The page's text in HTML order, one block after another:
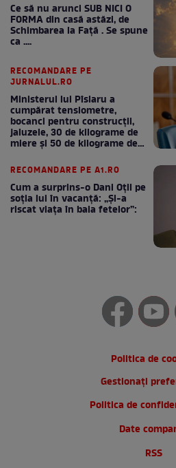
Ce să nu arunci SUB NICI O
FORMA din casă astăzi, de
Schimbarea la Față . Se spune
ca ....
RECOMANDARE PE
JURNALUL.RO
Ministerul lui Pîslaru a
cumpărat tensiometre,
bocanci pentru construcții,
jaluzele, 30 de kilograme de
miere și 50 de kilograme de
RECOMANDARE PE A1.RO
Cum a surprins-o Dani Oțil pe
soția lui în vacanță: „Și-a
riscat viața în baia fetelor”:
Politica de
Gestionați
Politica de
Date
RSS